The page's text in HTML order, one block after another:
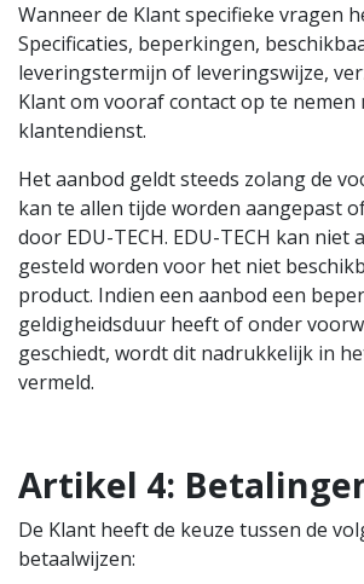
Wanneer de Klant specifieke vragen
Specificaties, beperkingen,
leveringstermijn of leveringswijze,
Klant om vooraf contact op te nemen
klantendienst.
Het aanbod geldt steeds zolang de
kan te allen tijde worden aangepast
door EDU-TECH. EDU-TECH kan niet
gesteld worden voor het niet
product. Indien een aanbod een
geldigheidsduur heeft of onder
geschiedt, wordt dit nadrukkelijk in
vermeld.
Artikel 4:
De Klant heeft de keuze tussen de
betaalwijzen: